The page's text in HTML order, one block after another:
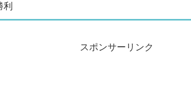
スポンサーリンク